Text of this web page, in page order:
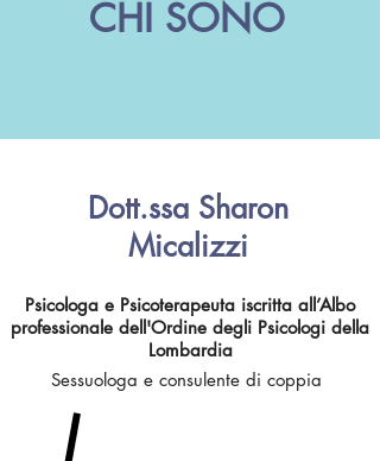
CHI SONO
Dott.ssa Sharon
Micalizzi
Psicologa e Psicoterapeuta iscritta all’Albo
professionale dell'Ordine degli Psicologi della
Lombardia
Sessuologa e consulente di coppia